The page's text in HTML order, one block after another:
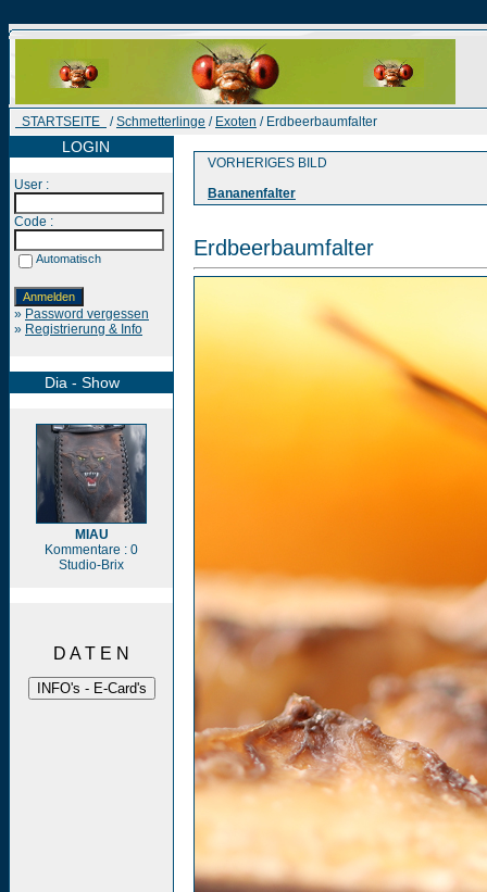
STARTSEITE /Schmetterlinge / Exoten / Erdbeerbaumfalter
LOGIN
User :
Code :
Automatisch
» Password vergessen
» Registrierung & Info
Dia - Show
MIAU
Kommentare : 0
Studio-Brix
D A T E N
VORHERIGES BILD
Bananenfalter
Erdbeerbaumfalter